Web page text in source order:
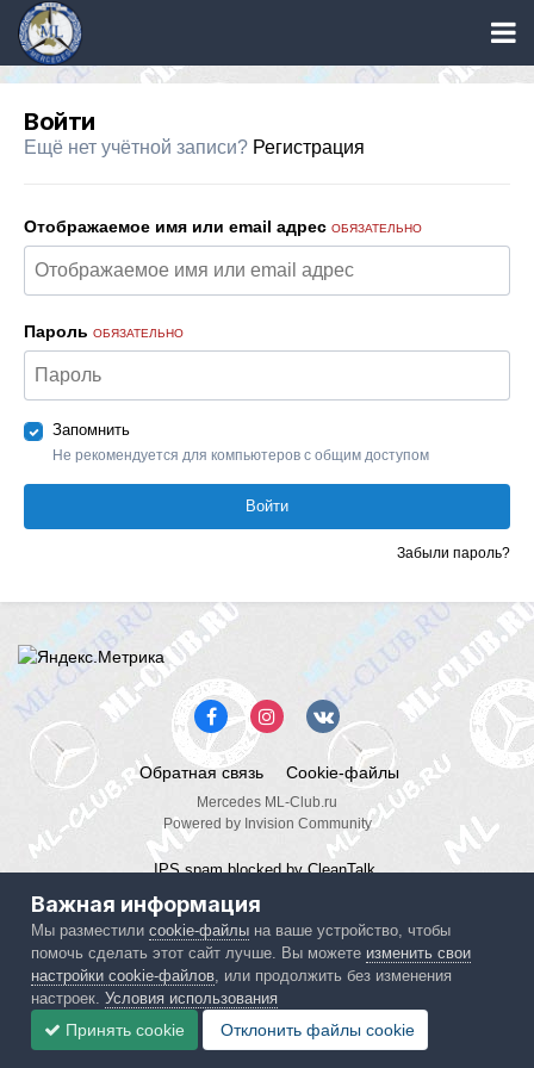
Войти
Ещё нет учётной записи? Регистрация
Отображаемое имя или email адрес ОБЯЗАТЕЛЬНО
Пароль ОБЯЗАТЕЛЬНО
Запомнить
Не рекомендуется для компьютеров с общим доступом
Войти
Забыли пароль?
Обратная связь Cookie-файлы
Mercedes ML-Club.ru
Powered by Invision Community
Важная информация
Мы разместилиcookie-файлы на ваше устройство, чтобы
помочь сделать этот сайт лучше. Вы можете изменить свои
настройки cookie-файлов , или продолжить без изменения
настроек.Условия использования
Принять cookie Отклонить файлы сookie
IPS spamblocked by CleanTalk.